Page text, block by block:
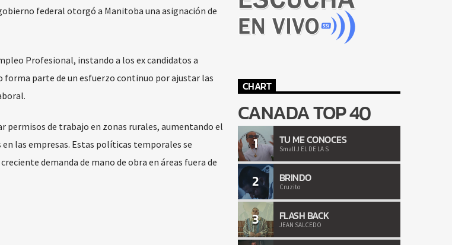
federal otorgó a Manitoba una asignación de
Profesional, instando a los ex candidatos a
parte de un esfuerzo continuo por ajustar las
de trabajo en zonas rurales, aumentando el
las empresas. Estas políticas temporales se
demanda de mano de obra en áreas fuera de
CHART
CANADA TOP 40
1 TU ME CONOCES
Small J EL DE LA S
2 BRINDO
Cruzito
3 FLASH BACK
JEAN SALCEDO